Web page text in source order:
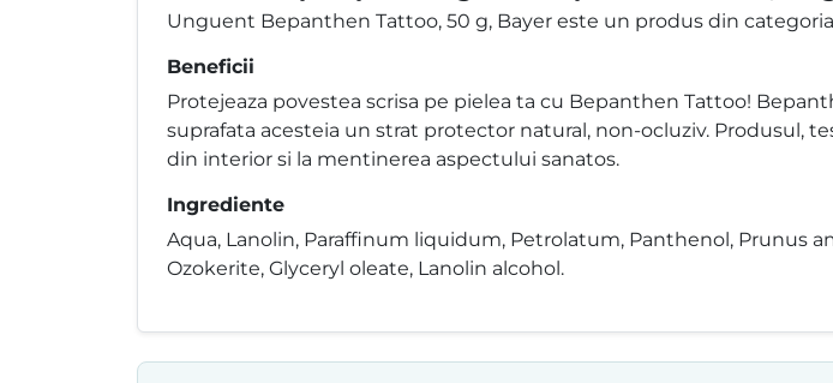
Unguent Bepanthen Tattoo, 50 g, Bayer este un produs din
Beneficii
Protejeaza povestea scrisa pe pielea ta cu Bepanthen Tattoo!
suprafata acesteia un strat protector natural, non-ocluziv. Produsul,
din interior si la mentinerea aspectului sanatos.
Ingrediente
Aqua, Lanolin, Paraffinum liquidum, Petrolatum, Panthenol, Prunus
Ozokerite, Glyceryl oleate, Lanolin alcohol.